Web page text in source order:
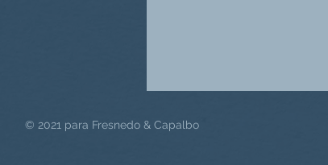
© 2021 para Fresnedo & Capalbo